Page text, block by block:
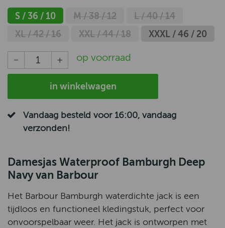
S / 36 / 10 M / 38 / 12
L / 40 / 14
XL / 42 / 16
XXL / 44 / 18 XXXL / 46 / 20
op voorraad
in winkelwagen
Vandaag besteld voor 16:00, vandaag
verzonden!
Damesjas Waterproof Bamburgh Deep
Navy van Barbour
Het Barbour Bamburgh waterdichte jack is een
tijdloos en functioneel kledingstuk, perfect voor
onvoorspelbaar weer. Het jack is ontworpen met